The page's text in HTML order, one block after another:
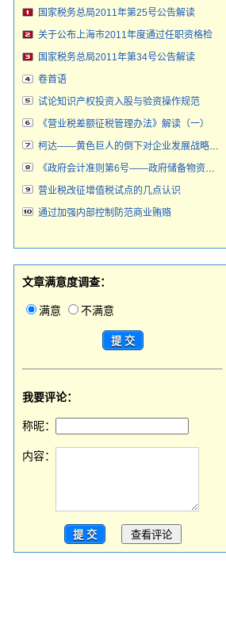
国家税务总局2011年第25号公告解读
关于公布上海市2011年度通过任职资格检
国家税务总局2011年第34号公告解读
卷首语
试论知识产权投资入股与验资操作规范
《营业税差额征税管理办法》解读（一）
柯达——黄色巨人的倒下对企业发展战略审计
《政府会计准则第6号——政府储备物资》案
营业税改征增值税试点的几点认识
通过加强内部控制防范商业贿赂
文章满意度调查：
满意 不满意
我要评论：
称昵：
内容：